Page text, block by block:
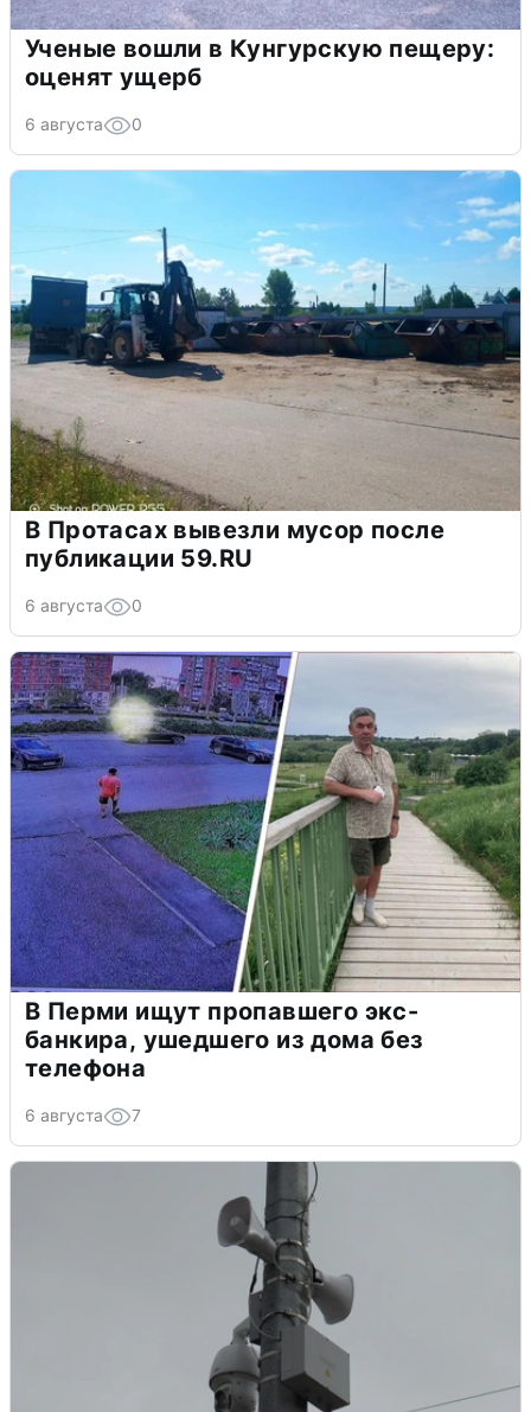
Ученые вошли в Кунгурскую пещеру:
оценят ущерб
6 августа 0
В Протасах вывезли мусор после
публикации 59.RU
6 августа 0
В Перми ищут пропавшего экс-
банкира, ушедшего из дома без
телефона
6 августа 7